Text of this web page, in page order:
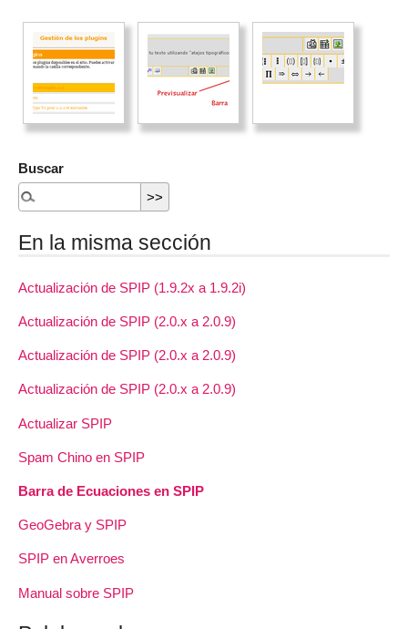
Buscar
En la misma sección
Actualización de SPIP (1.9.2x a 1.9.2i)
Actualización de SPIP (2.0.x a 2.0.9)
Actualización de SPIP (2.0.x a 2.0.9)
Actualización de SPIP (2.0.x a 2.0.9)
Actualizar SPIP
Spam Chino en SPIP
Barra de Ecuaciones en SPIP
GeoGebra y SPIP
SPIP en Averroes
Manual sobre SPIP